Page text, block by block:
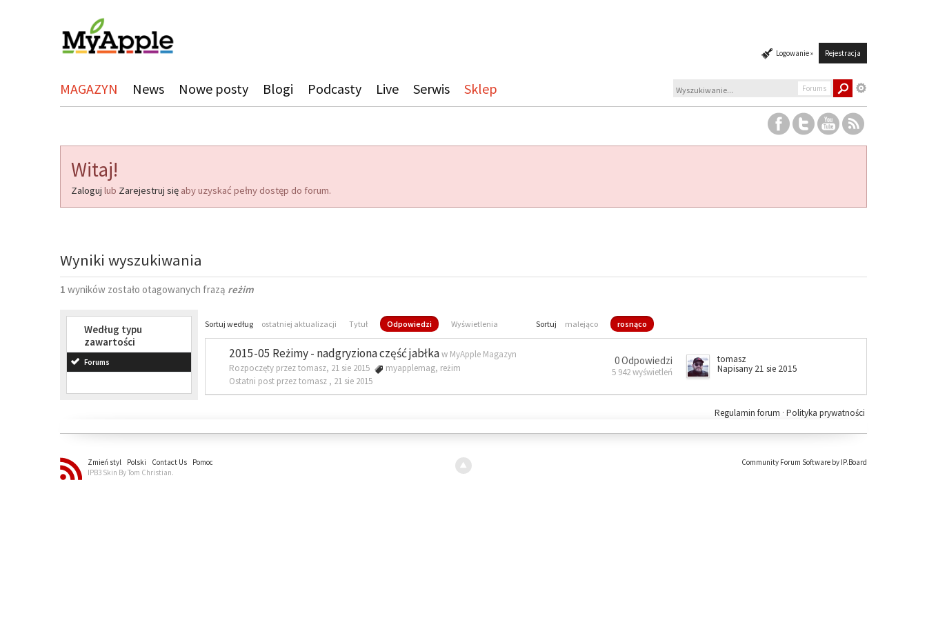
Logowanie » Rejestracja
MAGAZYN News Nowe posty Blogi Podcasty Live Serwis Sklep Forums
Witaj!
Zaloguj lub Zarejestruj się aby uzyskać pełny dostęp do forum.
Wyniki wyszukiwania
1 wyników zostało otagowanych frazą reżim
Według typu
zawartości
Forums
Sortuj według ostatniej aktualizacji Tytuł Odpowiedzi Wyświetlenia Sortuj malejąco rosnąco
2015-05 Reżimy - nadgryziona część jabłkaw MyApple Magazyn
Rozpoczęty przez tomasz, 21 sie 2015
myapplemag, reżim
Ostatni post przez tomasz , 21 sie 2015
0 Odpowiedzi
5 942 wyświetleń
tomasz
Napisany 21 sie 2015
Polityka prywatności
Regulamin forum ·
Zmień styl Polski Contact Us
Pomoc
IPB3 Skin By Tom Christian.
Community Forum Software by IP.Board